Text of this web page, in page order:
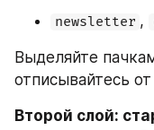
newsletter ,
Выделяйте
отписывайтесь
Второй слой: